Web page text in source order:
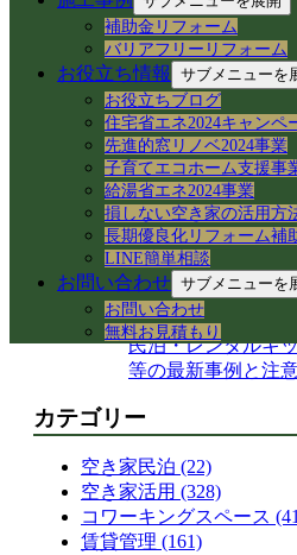
補助金リフォーム
バリアフリーリフォーム
お役立ち情報
サブメニューを
お役立ちブログ
住宅省エネ2024キャンペ
先進的窓リノベ2024事業
子育てエコホーム支援事
給湯省エネ2024事業
損しない空き家の活用方
長期優良化リフォーム補
LINE簡単相談
お問い合わせ サブメニューを
お問い合わせ
無料お見積もり
去前の室内確認と
岐阜市のアパート
換！アダプター適
岐阜県各務原市の
者募集とDIY補修の
【岐阜県各務原市
ックス掛けを実施
手順とコツ
岐阜県各務原市｜
屋根下の土間コン
【岐阜県】命を守
へ！新県庁での講
岐阜市で築50年の
民泊・レンタルキ
等の最新事例と注
カテゴリー
空き家民泊 (22)
空き家活用 (328)
コワーキングスペース
賃貸管理 (161)